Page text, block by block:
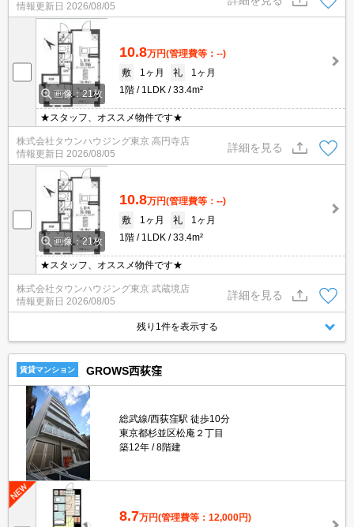
情報更新日 2026/08/05
画像：21枚
10.8万円(管理費等：--)
敷
1ヶ月 礼
1ヶ月
1階
1LDK 33.4m²
★スタッフ、オススメ物件です★
株式会社タウンハウジング東京 高円寺店
情報更新日 2026/08/05
詳細を見る
画像：21枚
10.8万円(管理費等：--)
敷
1ヶ月 礼
1ヶ月
1階
1LDK 33.4m²
★スタッフ、オススメ物件です★
株式会社タウンハウジング東京 武蔵境店
情報更新日 2026/08/05
詳細を見る
残り1件を表示する
賃貸マンション GROWS西荻窪
総武線/西荻窪駅 徒歩10分
東京都杉並区松庵２丁目
築12年
8階建
8.7万円(管理費等：12,000円)